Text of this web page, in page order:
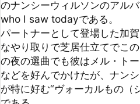
なやり取りで芝居仕立てでこの
の夜の選曲でも彼はメル・トーメ
などを好んでかけたが、ナンシ
が特に好む“ヴォーカルもの（ジ
である。
「この歌は “語り” の妙だね。ナ
る声”と言った方がいい。この曲